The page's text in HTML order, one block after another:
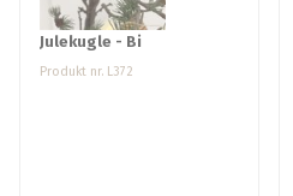
Julekugle - Bi
Produkt nr. L372